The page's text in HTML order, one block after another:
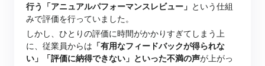
行う「アニュアルパフォーマンスレビュー」 という仕組
みで評価を行っていました。
しかし、ひとりの評価に時間がかかりすぎてしまう上
に、従業員からは 「有用なフィードバックが得られな
い」「評価に納得できない」といった不満の声が上がっ